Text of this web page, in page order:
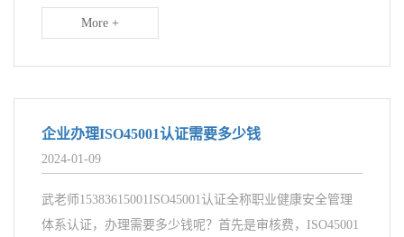
More +
企业办理ISO45001认证需要多少钱
2024-01-09
武老师15383615001ISO45001认证全称职业健康安全管理
体系认证，办理需要多少钱呢？首先是审核费，ISO45001